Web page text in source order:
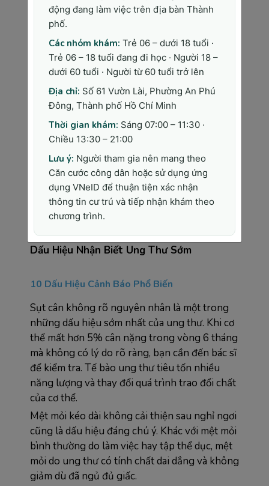
thường xuyên làm việc ca đêm có nguy cơ ung
thư vú cao hơn 36% so với nhóm làm việc ca
ngày.
Tiếp xúc nghề nghiệp với amiăng, benzene,
formaldehyde và các hóa chất công nghiệp
khác cũng là yếu tố nguy cơ quan trọng. Công
nhân xây dựng, hóa chất và khai thác mỏ có tỷ
lệ mắc một số loại ung thư cao hơn dân số
chung.
Để giảm nguy cơ ung thư, bạn nên duy trì chế
độ ăn giàu rau xanh và trái cây, vận động ít
nhất 150 phút/tuần, không hút thuốc, hạn
chế rượu bia, duy trì cân nặng hợp lý và thực
hiện tầm soát định kỳ theo độ tuổi.
Dấu Hiệu Nhận Biết Ung Thư Sớm
10 Dấu Hiệu Cảnh Báo Phổ Biến
Sụt cân không rõ nguyên nhân là một trong
những dấu hiệu sớm nhất của ung thư. Khi cơ
thể mất hơn 5% cân nặng trong vòng 6 tháng
mà không có lý do rõ ràng, bạn cần đến bác sĩ
để kiểm tra. Tế bào ung thư tiêu tốn nhiều
năng lượng và thay đổi quá trình trao đổi chất
của cơ thể.
Mệt mỏi kéo dài không cải thiện sau nghỉ ngơi
cũng là dấu hiệu đáng chú ý. Khác với mệt mỏi
bình thường do làm việc hay tập thể dục, mệt
mỏi do ung thư có tính chất dai dẳng và không
giảm dù đã ngủ đủ giấc.
động đang làm việc trên địa bàn Thành
phố.
Các nhóm khám: Trẻ 06 – dưới 18 tuổi ·
Trẻ 06 – 18 tuổi đang đi học · Người 18 –
dưới 60 tuổi · Người từ 60 tuổi trở lên
Địa chỉ: Số 61 Vườn Lài, Phường An Phú
Đông, Thành phố Hồ Chí Minh
Thời gian khám: Sáng 07:00 – 11:30 ·
Chiều 13:30 – 21:00
Lưu ý: Người tham gia nên mang theo
Căn cước công dân hoặc sử dụng ứng
dụng VNeID để thuận tiện xác nhận
thông tin cư trú và tiếp nhận khám theo
chương trình.